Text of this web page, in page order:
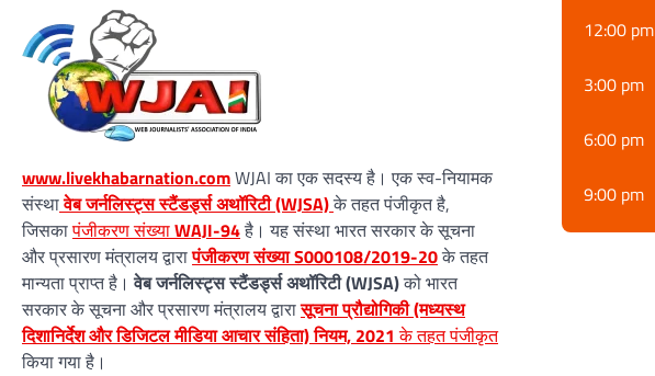
www.livekhabarnation.comWJAI का एक सदस्य है। एक स्व-नियामक
संस्थावेब जर्नलिस्ट्स स्टैंडर्ड्स अथॉरिटी (WJSA)के तहत पंजीकृत है,
जिसकापंजीकरण संख्याWAJI-94है। यह संस्था भारत सरकार के सूचना
और प्रसारण मंत्रालय द्वारापंजीकरण संख्या S000108/2019-20के तहत
मान्यता प्राप्त है।वेब जर्नलिस्ट्स स्टैंडर्ड्स अथॉरिटी (WJSA)को भारत
सरकार के सूचना और प्रसारण मंत्रालय द्वारासूचना प्रौद्योगिकी (मध्यस्थ
दिशानिर्देश और डिजिटल मीडिया आचार संहिता) नियम, 2021 के तहत पंजीकृत
किया गया है।
12:00 pm
3:00 pm
6:00 pm
9:00 pm